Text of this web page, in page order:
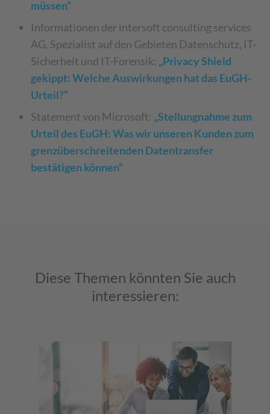
müssen“
Informationen der intersoft consulting services
AG, Spezialist auf den Gebieten Datenschutz, IT-
Sicherheit und IT-Forensik: „Privacy Shield
gekippt: Welche Auswirkungen hat das EuGH-
Urteil?“
Statement von Microsoft: „Stellungnahme zum
Urteil des EuGH: Was wir unseren Kunden zum
grenzüberschreitenden Datentransfer
bestätigen können“
Diese Themen könnten Sie auch
interessieren: